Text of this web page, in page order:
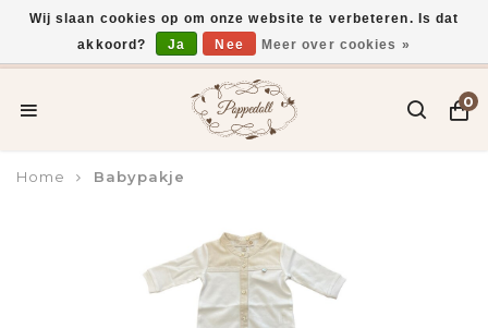
Voor 15:00 uur besteld, vandaag verzonden*
0
Home Babypakje
Wij slaan cookies op om onze website te verbeteren. Is dat
akkoord?
Ja Nee Meer over cookies »